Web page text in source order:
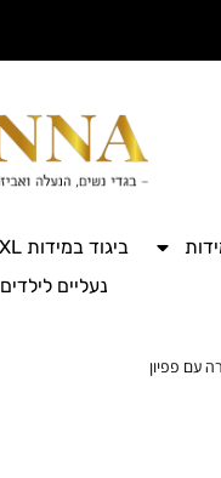
ביגוד במידות XS-XL
נעליים לילדים
עם פפיון